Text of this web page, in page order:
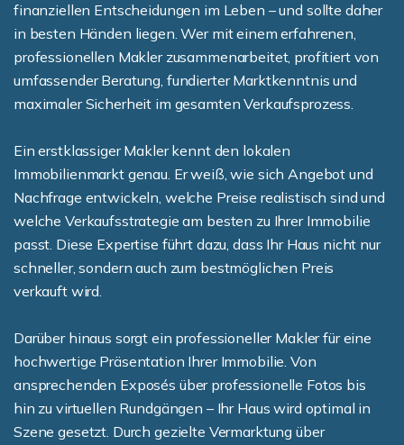
finanziellen Entscheidungen im Leben – und sollte daher
in besten Händen liegen. Wer mit einem erfahrenen,
professionellen Makler zusammenarbeitet, profitiert von
umfassender Beratung, fundierter Marktkenntnis und
maximaler Sicherheit im gesamten Verkaufsprozess.
Ein erstklassiger Makler kennt den lokalen
Immobilienmarkt genau. Er weiß, wie sich Angebot und
Nachfrage entwickeln, welche Preise realistisch sind und
welche Verkaufsstrategie am besten zu Ihrer Immobilie
passt. Diese Expertise führt dazu, dass Ihr Haus nicht nur
schneller, sondern auch zum bestmöglichen Preis
verkauft wird.
Darüber hinaus sorgt ein professioneller Makler für eine
hochwertige Präsentation Ihrer Immobilie. Von
ansprechenden Exposés über professionelle Fotos bis
hin zu virtuellen Rundgängen – Ihr Haus wird optimal in
Szene gesetzt. Durch gezielte Vermarktung über